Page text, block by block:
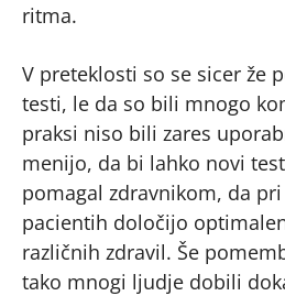
ritma.
V preteklosti so se sicer že
testi, le da so bili mnogo
praksi niso bili zares
menijo, da bi lahko novi
pomagal zdravnikom, da
pacientih določijo
različnih zdravil. Še
tako mnogi ljudje dobili